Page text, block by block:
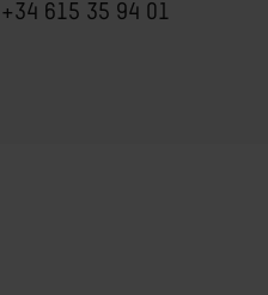
+34 615 35 94 01